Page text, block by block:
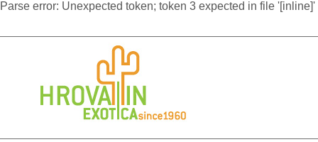
Parse error: Unexpected token; token 3 expected in file